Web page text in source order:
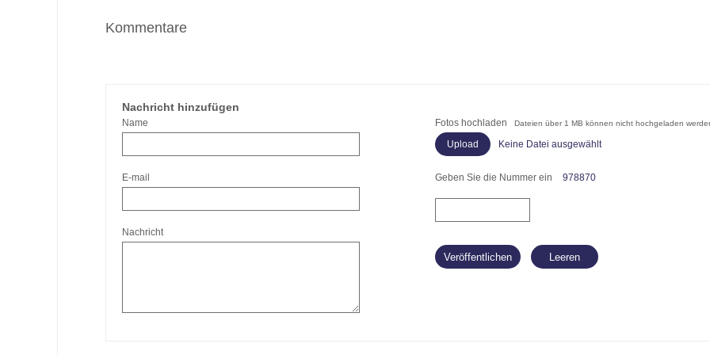
Kommentare
Nachricht hinzufügen
Name
E-mail
Nachricht
Fotos hochladen Dateien über 1 MB können nicht hochgeladen
Keine Datei ausgewählt
Geben Sie die Nummer ein 978870